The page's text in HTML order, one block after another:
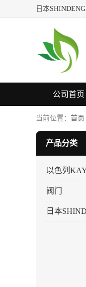
公司首页
当前位置： 首页
产品分类
阀门